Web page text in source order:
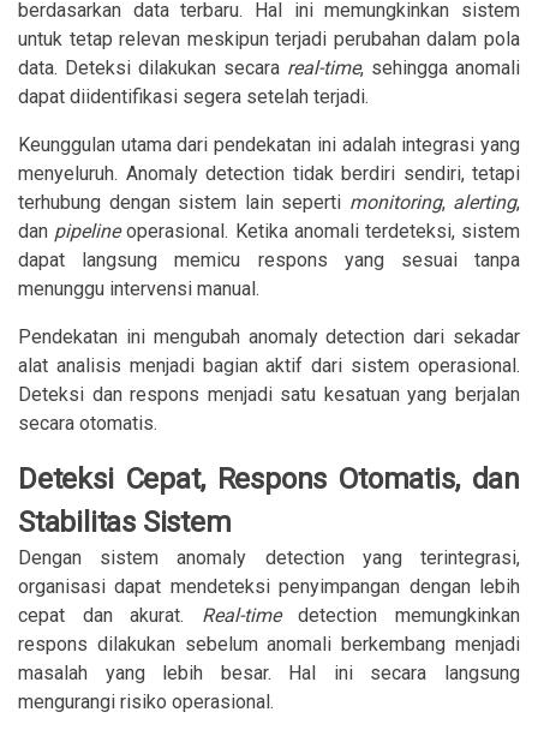
berdasarkan data terbaru. Hal ini memungkinkan sistem
untuk tetap relevan meskipun terjadi perubahan dalam pola
data. Deteksi dilakukan secara real-time, sehingga anomali
dapat diidentifikasi segera setelah terjadi.
Keunggulan utama dari pendekatan ini adalah integrasi yang
menyeluruh. Anomaly detection tidak berdiri sendiri, tetapi
terhubung dengan sistem lain seperti monitoring, alerting,
dan pipelineoperasional. Ketika anomali terdeteksi, sistem
dapat langsung memicu respons yang sesuai tanpa
menunggu intervensi manual.
Pendekatan ini mengubah anomaly detection dari sekadar
alat analisis menjadi bagian aktif dari sistem operasional.
Deteksi dan respons menjadi satu kesatuan yang berjalan
secara otomatis.
Deteksi Cepat, Respons Otomatis, dan
Stabilitas Sistem
Dengan sistem anomaly detection yang terintegrasi,
organisasi dapat mendeteksi penyimpangan dengan lebih
cepat dan akurat. Real-timedetection memungkinkan
respons dilakukan sebelum anomali berkembang menjadi
masalah yang lebih besar. Hal ini secara langsung
mengurangi risiko operasional.